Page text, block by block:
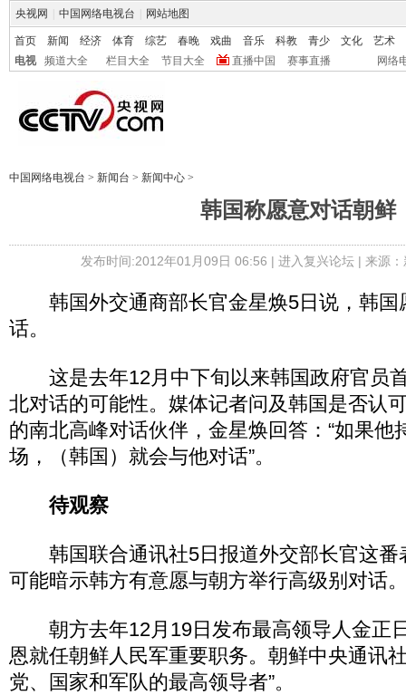
央视网 中国网络电视台 网站地图
首页 新闻 经济 体育 综艺 春晚 戏曲 音乐 科教 青少 文化
艺术
电视
频道大全 栏目大全 节目大全 直播中国 赛事直播 网络
中国网络电视台 > 新闻台 > 新闻中心 >
韩国称愿意对话朝鲜
发布时间:2012年01月09日 06:56 | 进入复兴论坛| 来源
韩国外交通商部长官金星焕5日说，韩国
话。
这是去年12月中下旬以来韩国政府官员
北对话的可能性。媒体记者问及韩国是否认
的南北高峰对话伙伴，金星焕回答：“如果他
场，（韩国）就会与他对话”。
待观察
韩国联合通讯社5日报道外交部长官这番
可能暗示韩方有意愿与朝方举行高级别对话
朝方去年12月19日发布最高领导人金正
恩就任朝鲜人民军重要职务。朝鲜中央通讯
党、国家和军队的最高领导者”。